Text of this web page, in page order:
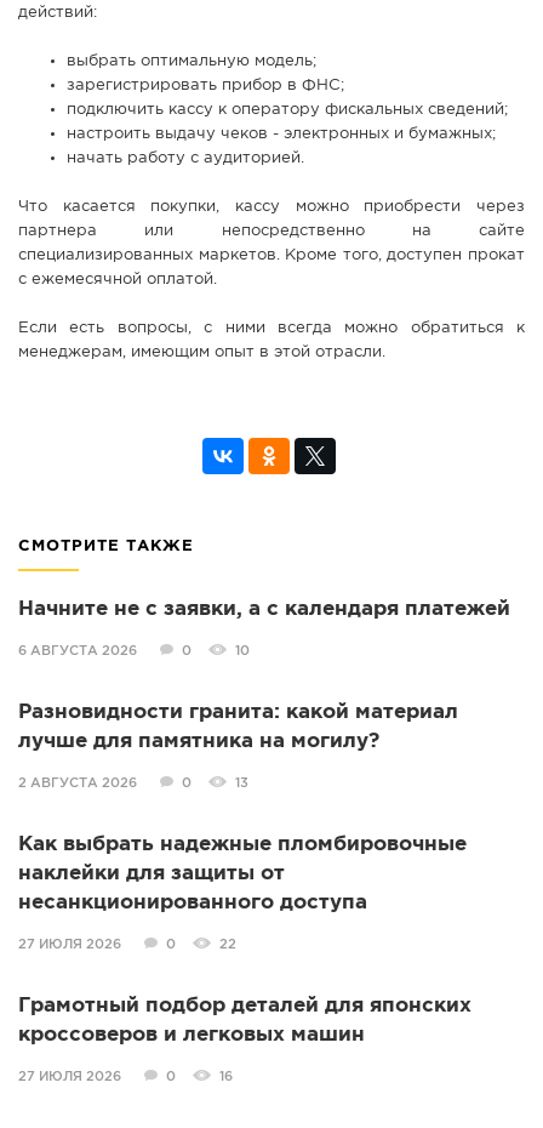
действий:
выбрать оптимальную модель;
зарегистрировать прибор в ФНС;
подключить кассу к оператору фискальных сведений;
настроить выдачу чеков - электронных и бумажных;
начать работу с аудиторией.
Что касается покупки, кассу можно приобрести через
партнера или непосредственно на сайте
специализированных маркетов. Кроме того, доступен прокат
с ежемесячной оплатой.
Если есть вопросы, с ними всегда можно обратиться к
менеджерам, имеющим опыт в этой отрасли.
СМОТРИТЕ ТАКЖЕ
Начните не с заявки, а с календаря платежей
6 АВГУСТА 2026 0 10
Разновидности гранита: какой материал
лучше для памятника на могилу?
2 АВГУСТА 2026 0 13
Как выбрать надежные пломбировочные
наклейки для защиты от
несанкционированного доступа
27 ИЮЛЯ 2026 0 22
Грамотный подбор деталей для японских
кроссоверов и легковых машин
27 ИЮЛЯ 2026 0 16